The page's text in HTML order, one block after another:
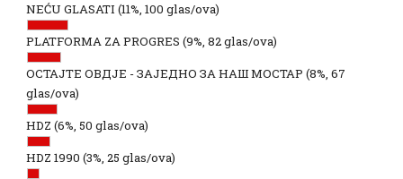
NEĆU GLASATI (11%, 100 glas/ova)
PLATFORMA ZA PROGRES (9%, 82 glas/ova)
ОСТАЈТЕ ОВДЈЕ - ЗАЈЕДНО ЗА НАШ МОСТАР (8%, 67
glas/ova)
HDZ (6%, 50 glas/ova)
HDZ 1990 (3%, 25 glas/ova)